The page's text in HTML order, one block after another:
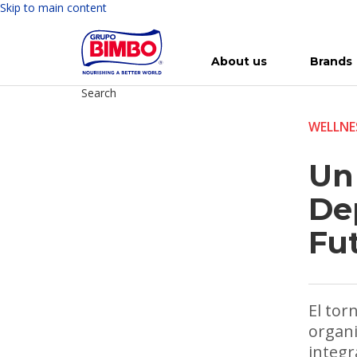
Skip to main content
About us Brands
Search
El